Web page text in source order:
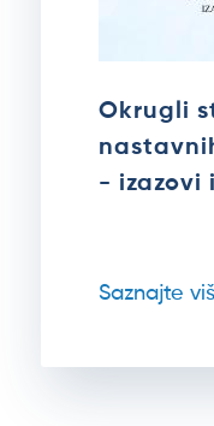
Okrugli
- izazovi
Saznajte